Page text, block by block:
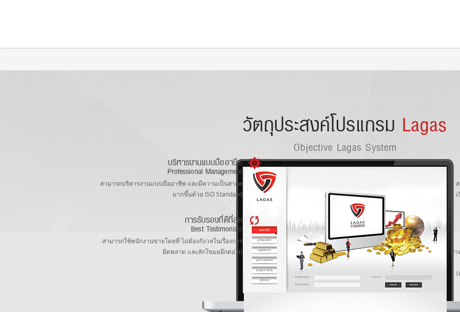
วัตถุประสงค์โปรแกรม Lagas
Objective Lagas System
บริหารงานแบบมืออาชีพ
Professional Management
สามารถบริหารงานแบบมืออาชีพ และมีความเป็นสากล
มากขึ้นด้วย ISO Standard
การรับรองที่ดีที่สุด
Best Testimonials
สามารถใช้พนักงานขายโดยที่ ไม่ต้องกังวลในเรื่องการ
ผิดพลาด และลักโขมยอีกต่อไป
ส
(